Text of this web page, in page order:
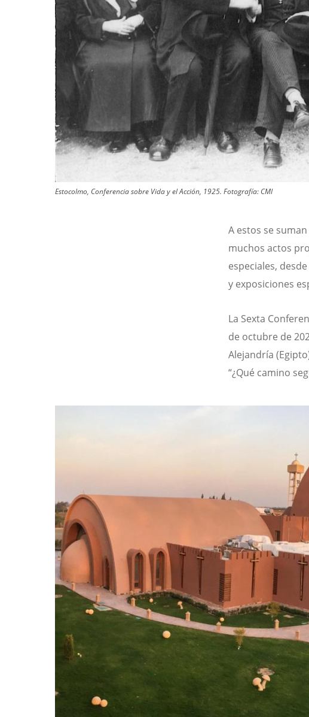
Estocolmo, Conferencia sobre Vida y el Acción, 1925. Fotografía: CMI
A estos se
muchos actos
especiales,
y exposiciones
La Sexta
de octubre de
Alejandría
“¿Qué camino